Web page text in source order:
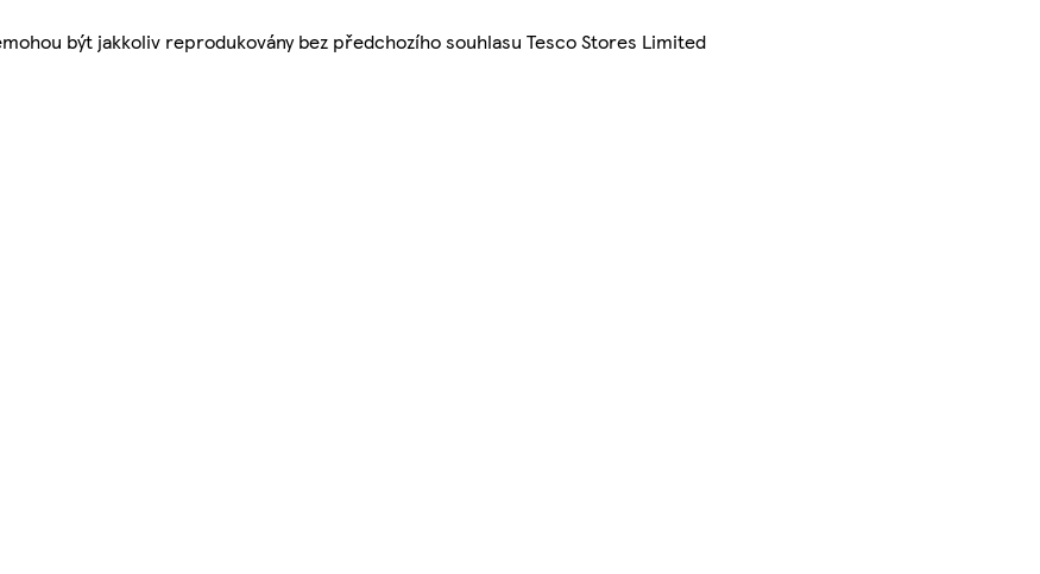
být jakkoliv reprodukovány bez předchozího souhlasu Tesco Stores Limited